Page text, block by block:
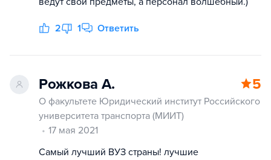
2 1 Ответить
Рожкова А. 5
О факультете Юридический институт Российского
университета транспорта (МИИТ)
17 мая 2021
Самый лучший ВУЗ страны! лучшие